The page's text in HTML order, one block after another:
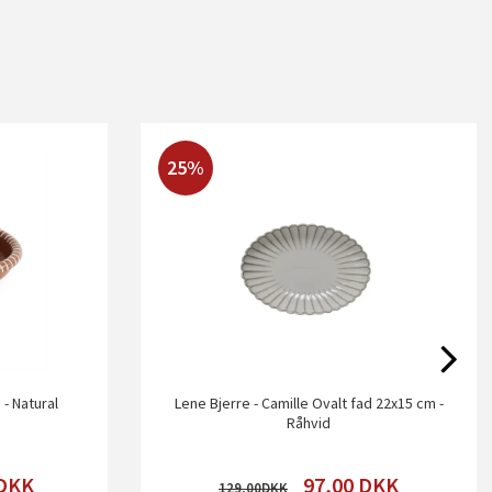
- Natural
25%
Lene Bjerre - Camille Ovalt fad 22x15 cm -
Råhvid
97,00 DKK